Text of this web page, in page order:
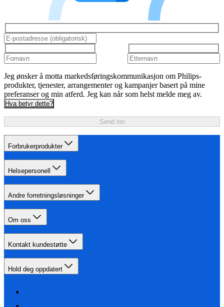
Jeg ønsker å motta markedsføringskommunikasjon om Philips-
produkter, tjenester, arrangementer og kampanjer basert på mine
preferanser og min atferd. Jeg kan når som helst melde meg av.
Hva betyr dette?
Send inn
Forbrukerprodukter
Helsepersonell
Andre forretningsløsninger
Om oss
Kontakt kundestøtte
Hold deg oppdatert